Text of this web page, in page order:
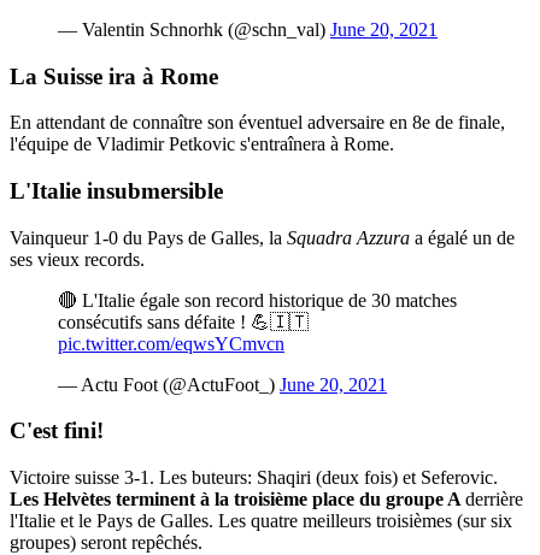
— Valentin Schnorhk (@schn_val) June 20, 2021
La Suisse ira à Rome
En attendant de connaître son éventuel adversaire en 8e de finale,
l'équipe de Vladimir Petkovic s'entraînera à Rome.
L'Italie insubmersible
Vainqueur 1-0 du Pays de Galles, la Squadra Azzura a égalé un de
ses vieux records.
🔴 L'Italie égale son record historique de 30 matches
consécutifs sans défaite ! 💪🇮🇹
pic.twitter.com/eqwsYCmvcn
— Actu Foot (@ActuFoot_) June 20, 2021
C'est fini!
Victoire suisse 3-1. Les buteurs: Shaqiri (deux fois) et Seferovic.
Les Helvètes terminent à la troisième place du groupe A derrière
l'Italie et le Pays de Galles. Les quatre meilleurs troisièmes (sur six
groupes) seront repêchés.